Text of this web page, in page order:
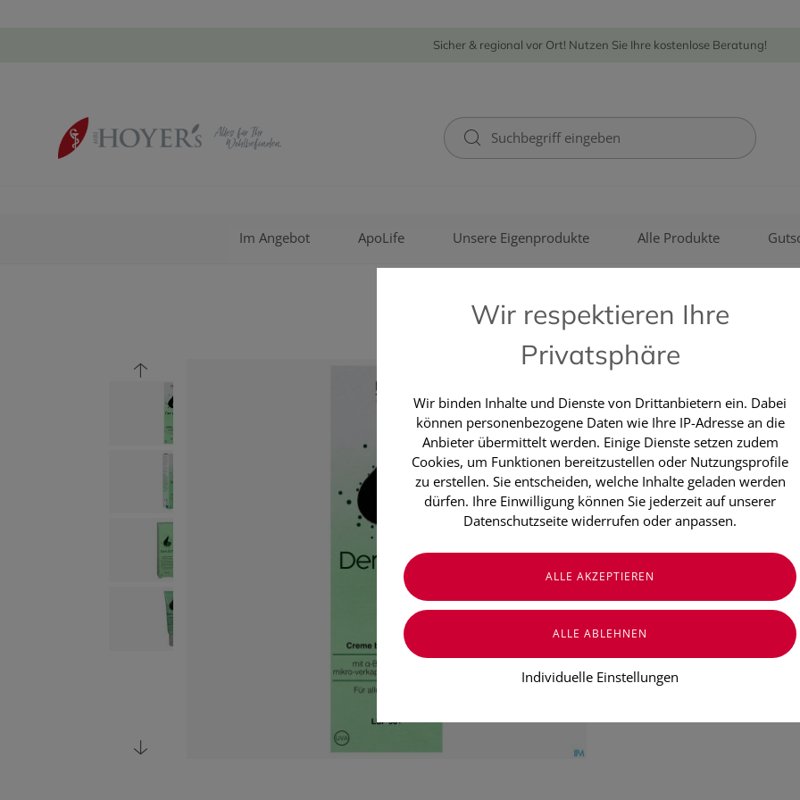
Sicher & regional vor Ort! Nutzen Sie Ihre kostenlose Beratung!
Im Angebot ApoLife Unsere Eigenprodukte Alle Produkte
REMITAN GMBH
Deruba
30ml
€ 40,00
zzgl. Versandkosten
Wir respektieren Ihre
Privatsphäre
Wir binden Inhalte und Dienste von Drittanbietern ein. Dabei
können personenbezogene Daten wie Ihre IP-Adresse an die
Anbieter übermittelt werden. Einige Dienste setzen zudem
Cookies, um Funktionen bereitzustellen oder Nutzungsprofile
zu erstellen. Sie entscheiden, welche Inhalte geladen werden
dürfen. Ihre Einwilligung können Sie jederzeit auf unserer
Datenschutzseite widerrufen oder anpassen.
Individuelle Einstellungen